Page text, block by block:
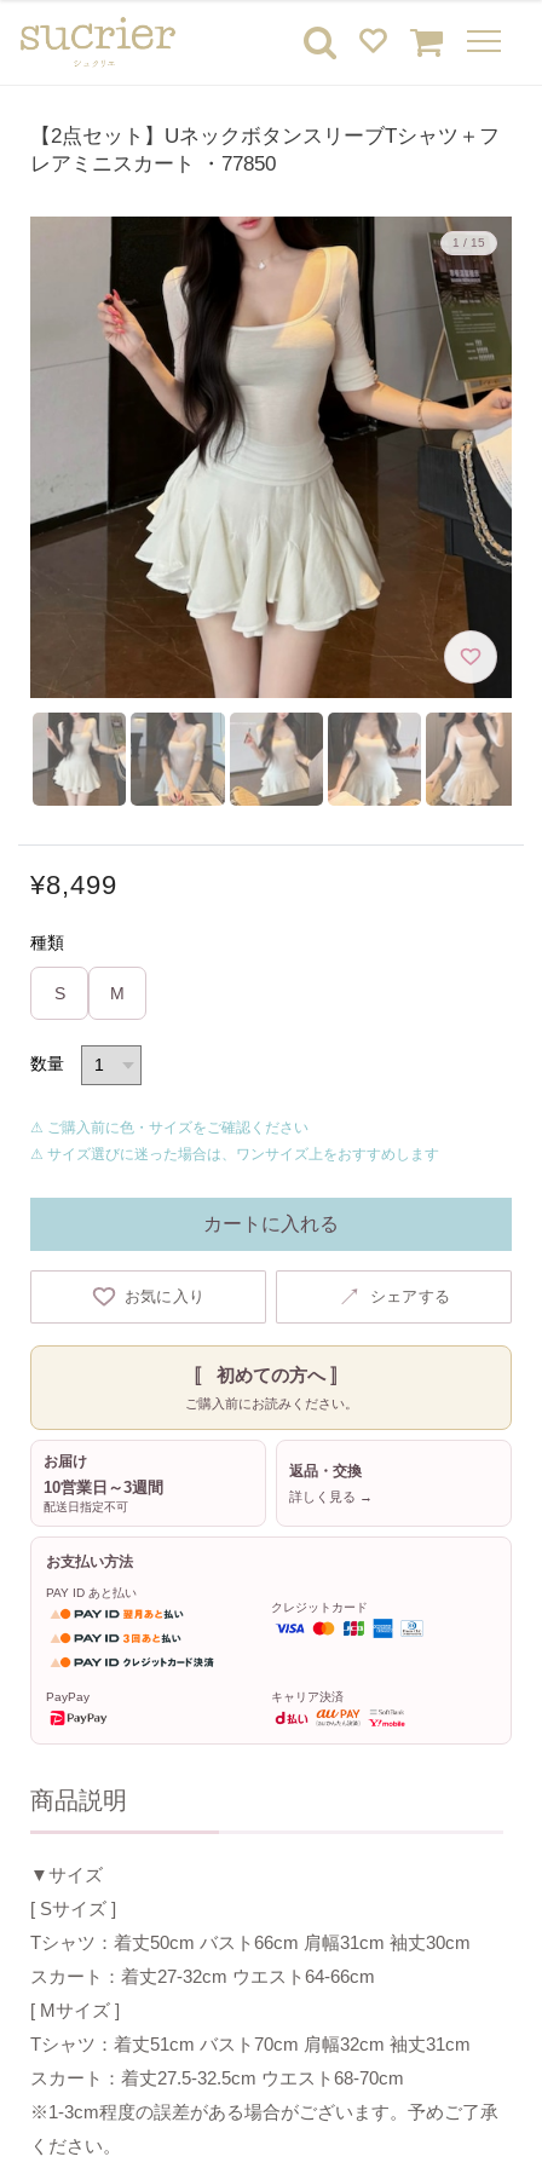
【2点セット】UネックボタンスリーブTシャツ＋フ
レアミニスカート ・77850
1 / 15
¥8,499
種類
S M
数量
⚠ ご購入前に色・サイズをご確認ください
⚠ サイズ選びに迷った場合は、ワンサイズ上をおすすめします
カートに入れる
お気に入り ↗ シェアする
〚 初めての方へ 〛
ご購入前にお読みください。
お届け
10営業日～3週間
配送日指定不可
返品・交換
詳しく見る →
お支払い方法
PAY ID あと払い
クレジットカード
PayPay キャリア決済
商品説明
▼サイズ
[ Sサイズ ]
Tシャツ：着丈50cm バスト66cm 肩幅31cm 袖丈30cm
スカート：着丈27-32cm ウエスト64-66cm
[ Mサイズ ]
Tシャツ：着丈51cm バスト70cm 肩幅32cm 袖丈31cm
スカート：着丈27.5-32.5cm ウエスト68-70cm
※1-3cm程度の誤差がある場合がございます。予めご了承
ください。